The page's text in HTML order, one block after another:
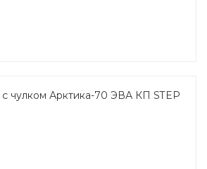
чулком Арктика-70 ЭВА КП STEP